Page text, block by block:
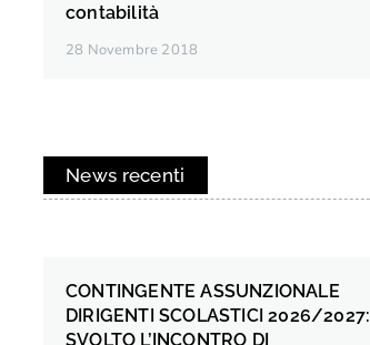
contabilità
28 Novembre 2018
News recenti
CONTINGENTE ASSUNZIONALE
DIRIGENTI SCOLASTICI 2026/2027:
SVOLTO L’INCONTRO DI